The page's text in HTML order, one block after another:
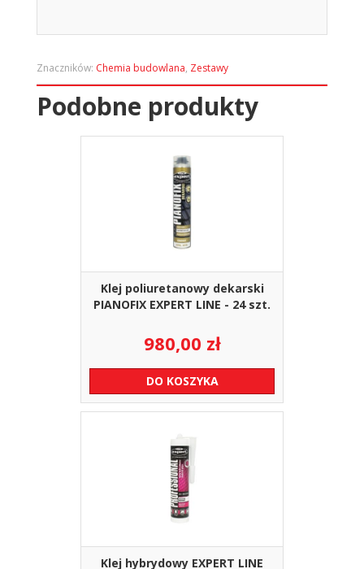
Znaczników: Chemia budowlana, Zestawy
Podobne produkty
Klej poliuretanowy dekarski
PIANOFIX EXPERT LINE - 24 szt.
980,00 zł
DO KOSZYKA
Klej hybrydowy EXPERT LINE